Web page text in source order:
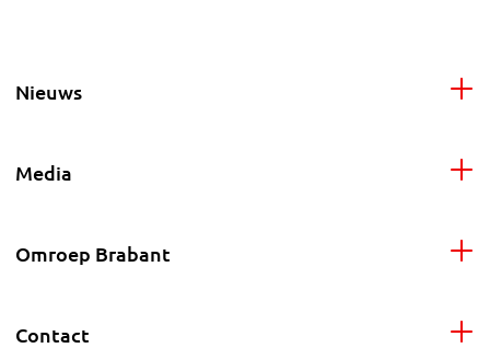
Nieuws
Media
Omroep Brabant
Contact